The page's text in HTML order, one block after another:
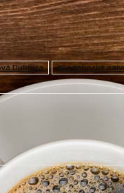
WhatsApp
Dubnica #Radošinské